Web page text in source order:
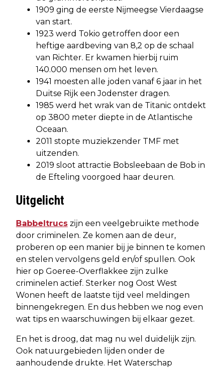
1909 ging de eerste Nijmeegse Vierdaagse
van start.
1923 werd Tokio getroffen door een
heftige aardbeving van 8,2 op de schaal
van Richter. Er kwamen hierbij ruim
140.000 mensen om het leven.
1941 moesten alle joden vanaf 6 jaar in het
Duitse Rijk een Jodenster dragen.
1985 werd het wrak van de Titanic ontdekt
op 3800 meter diepte in de Atlantische
Oceaan.
2011 stopte muziekzender TMF met
uitzenden.
2019 sloot attractie Bobsleebaan de Bob in
de Efteling voorgoed haar deuren.
Uitgelicht
Babbeltrucs zijn een veelgebruikte methode
door criminelen. Ze komen aan de deur,
proberen op een manier bij je binnen te komen
en stelen vervolgens geld en/of spullen. Ook
hier op Goeree-Overflakkee zijn zulke
criminelen actief. Sterker nog Oost West
Wonen heeft de laatste tijd veel meldingen
binnengekregen. En dus hebben we nog even
wat tips en waarschuwingen bij elkaar gezet.
En het is droog, dat mag nu wel duidelijk zijn.
Ook natuurgebieden lijden onder de
aanhoudende drukte. Het Waterschap